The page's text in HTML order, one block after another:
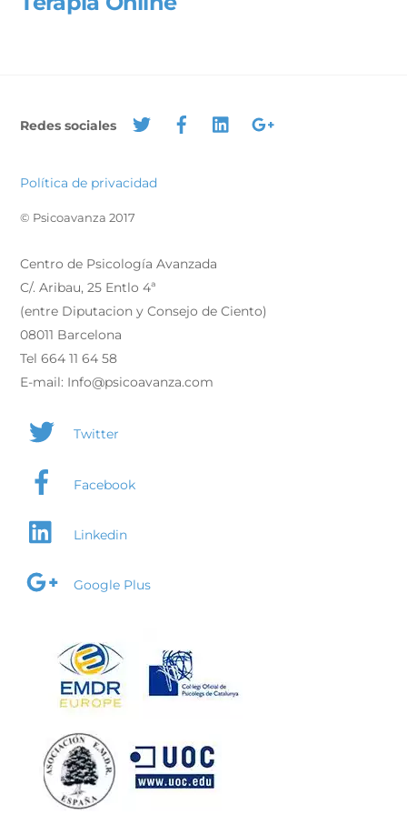
Redes sociales
Política de privacidad
© Psicoavanza 2017
Centro de Psicología Avanzada
C/. Aribau, 25 Entlo 4ª
(entre Diputacion y Consejo de Ciento)
08011 Barcelona
Tel 664 11 64 58
E-mail: Info@psicoavanza.com
Twitter
Facebook
Linkedin
Google Plus